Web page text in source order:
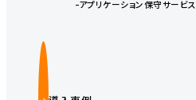
アプリケーション保守サービス